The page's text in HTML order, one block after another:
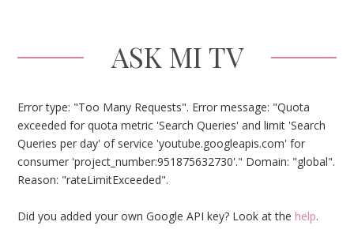
ASK MI TV
Error type: "Too Many Requests". Error message: "Quota
exceeded for quota metric 'Search Queries' and limit 'Search
Queries per day' of service 'youtube.googleapis.com' for
consumer 'project_number:951875632730'." Domain: "global".
Reason: "rateLimitExceeded".
Did you added your own Google API key? Look at the help.